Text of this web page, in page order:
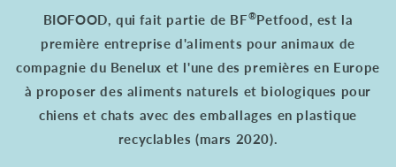
BIOFOOD, qui fait partie de BF®Petfood, est la
première entreprise d'aliments pour animaux de
compagnie du Benelux et l'une des premières en Europe
à proposer des aliments naturels et biologiques pour
chiens et chats avec des emballages en plastique
recyclables (mars 2020).